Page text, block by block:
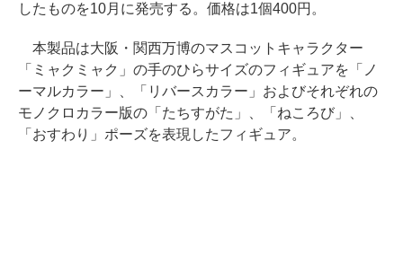
したものを10月に発売する。価格は1個400円。
本製品は大阪・関西万博のマスコットキャラクター
「ミャクミャク」の手のひらサイズのフィギュアを「ノ
ーマルカラー」、「リバースカラー」およびそれぞれの
モノクロカラー版の「たちすがた」、「ねころび」、
「おすわり」ポーズを表現したフィギュア。